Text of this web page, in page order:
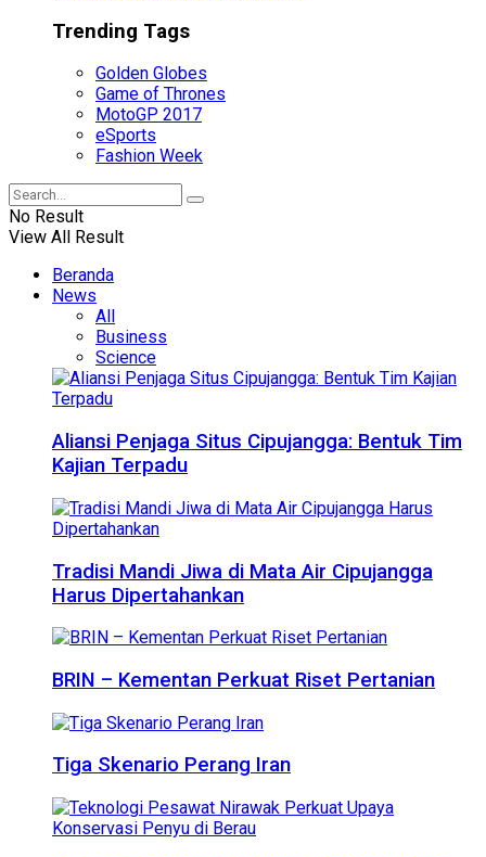
Trending Tags
Golden Globes
Game of Thrones
MotoGP 2017
eSports
Fashion Week
No Result
View All Result
Beranda
News
All
Business
Science
Aliansi Penjaga Situs Cipujangga: Bentuk Tim
Kajian Terpadu
Tradisi Mandi Jiwa di Mata Air Cipujangga
Harus Dipertahankan
BRIN – Kementan Perkuat Riset Pertanian
Tiga Skenario Perang Iran